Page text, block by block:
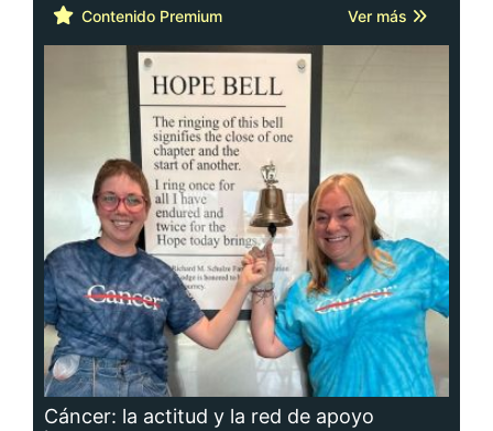
Contenido Premium Ver más
Cáncer: la actitud y la red de apoyo